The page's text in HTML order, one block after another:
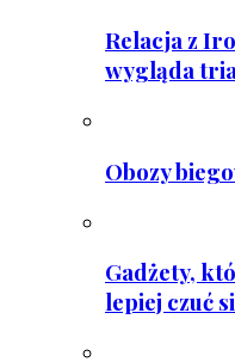
Relacja z
wygląda
Obozy
Gadżety,
lepiej czuć